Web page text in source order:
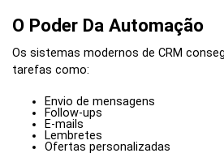
O Poder Da Automação
Os sistemas modernos de CRM
tarefas como:
Envio de mensagens
Follow-ups
E-mails
Lembretes
Ofertas personalizadas